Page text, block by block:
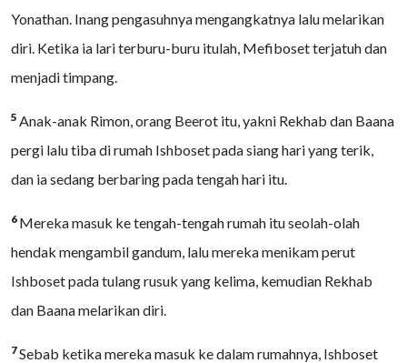
Yonathan. Inang pengasuhnya mengangkatnya lalu melarikan
diri. Ketika ia lari terburu-buru itulah, Mefiboset terjatuh dan
menjadi timpang.
5 Anak-anak Rimon, orang Beerot itu, yakni Rekhab dan Baana
pergi lalu tiba di rumah Ishboset pada siang hari yang terik,
dan ia sedang berbaring pada tengah hari itu.
6 Mereka masuk ke tengah-tengah rumah itu seolah-olah
hendak mengambil gandum, lalu mereka menikam perut
Ishboset pada tulang rusuk yang kelima, kemudian Rekhab
dan Baana melarikan diri.
7Sebab ketika mereka masuk ke dalam rumahnya, Ishboset